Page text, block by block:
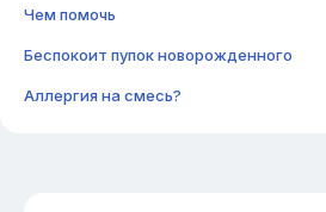
Чем помочь
Беспокоит пупок новорожденного
Аллергия на смесь?